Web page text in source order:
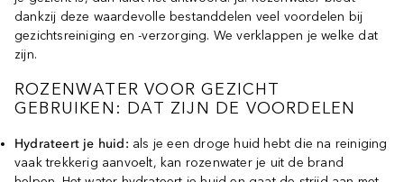
dankzij deze waardevolle bestanddelen veel voordelen bij
gezichtsreiniging en -verzorging. We verklappen je welke dat
zijn.
ROZENWATER VOOR GEZICHT
GEBRUIKEN: DAT ZIJN DE VOORDELEN
Hydrateert je huid: als je een droge huid hebt die na reiniging
vaak trekkerig aanvoelt, kan rozenwater je uit de brand